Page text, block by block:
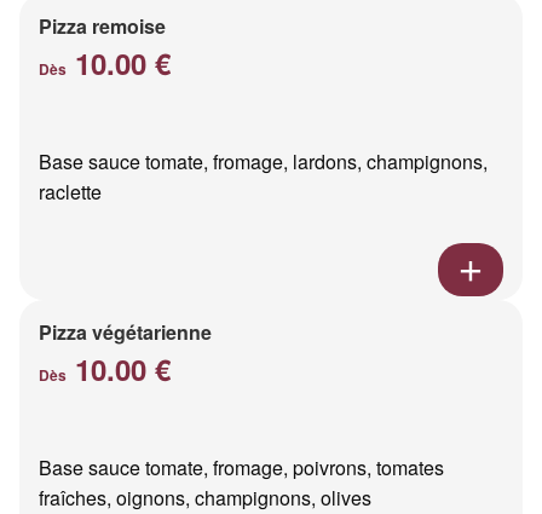
Pizza remoise
Dès 10.00 €
Base sauce tomate, fromage, lardons, champignons,
raclette
Pizza végétarienne
Dès 10.00 €
Base sauce tomate, fromage, poivrons, tomates
fraîches, oignons, champignons, olives